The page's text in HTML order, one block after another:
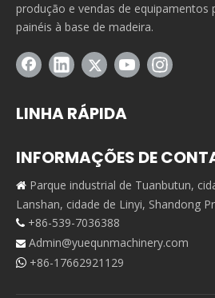
produção e vendas de equipamentos
painéis à base de madeira.
LINHA RÁPIDA
INFORMAÇÕES DE
 Parque industrial de Tuanbutun,
Lanshan, cidade de Linyi, Shandong
 +86-539-7036388
 Admin@yuequnmachinery.com
 +86-17662921129